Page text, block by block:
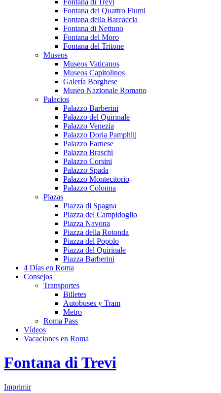
Fontana di Trevi
Fontana dei Quattro Fiumi
Fontana della Barcaccia
Fontana di Nettuno
Fontana del Moro
Fontana del Tritone
Museos
Museos Vaticanos
Museos Capitolinos
Galería Borghese
Museo Nazionale Romano
Palacios
Palazzo Barberini
Palazzo del Quirinale
Palazzo Venezia
Palazzo Doria Pamphlij
Palazzo Farnese
Palazzo Braschi
Palazzo Corsini
Palazzo Spada
Palazzo Montecitorio
Palazzo Colonna
Plazas
Piazza di Spagna
Piazza del Campidoglio
Piazza Navona
Piazza della Rotonda
Piazza del Popolo
Piazza del Quirinale
Piazza Barberini
4 Días en Roma
Consejos
Transportes
Billetes
Autobuses y Tram
Metro
Roma Pass
Vídeos
Vacaciones en Roma
Fontana di Trevi
Imprimir